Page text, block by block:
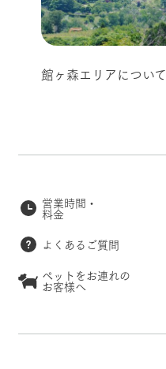
館ヶ森エリアについて
営業時間・
料金
よくあるご質問
ペットをお連れの
お客様へ